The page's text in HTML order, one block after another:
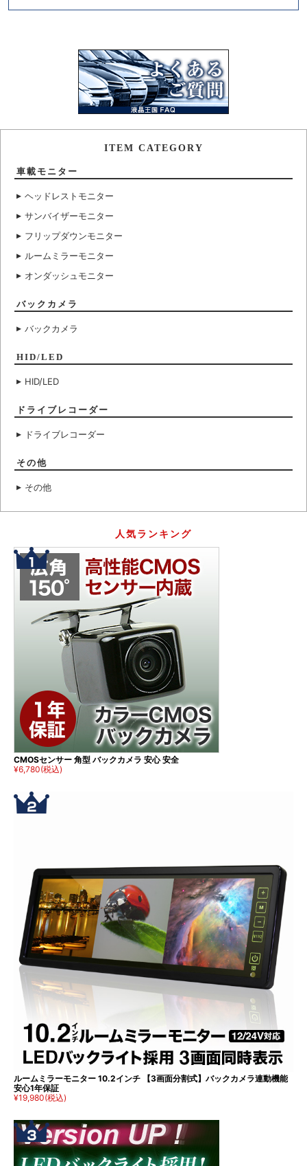
ITEM CATEGORY
車載モニター
ヘッドレストモニター
サンバイザーモニター
フリップダウンモニター
ルームミラーモニター
オンダッシュモニター
バックカメラ
バックカメラ
HID/LED
HID/LED
ドライブレコーダー
ドライブレコーダー
その他
その他
人気ランキング
CMOSセンサー 角型 バックカメラ 安心 安全
¥6,780(税込)
ルームミラーモニター 10.2インチ 【3画面分割式】バックカメラ連動機能
安心1年保証
¥19,980(税込)